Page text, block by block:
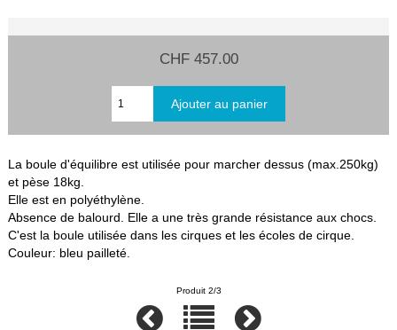
CHF 457.00
La boule d'équilibre est utilisée pour marcher dessus (max.250kg)
et pèse 18kg.
Elle est en polyéthylène.
Absence de balourd. Elle a une très grande résistance aux chocs.
C'est la boule utilisée dans les cirques et les écoles de cirque.
Couleur: bleu pailleté.
Produit 2/3